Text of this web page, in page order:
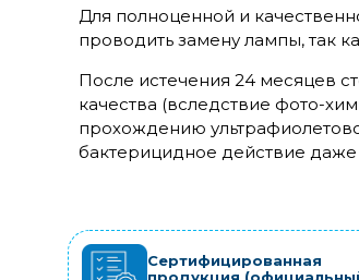
Для полноценной и
проводить замену лампы, так
После истечения 24 месяцев
качества (вследствие фото-
прохождению
бактерицидное действие
Сертифицированная
продукция